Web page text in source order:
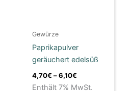
Gewürze
Paprikapulver
geräuchert edelsüß
4,70€ –6,10€
Enthält 7% MwSt.
auf
der
Produktseite
gewählt